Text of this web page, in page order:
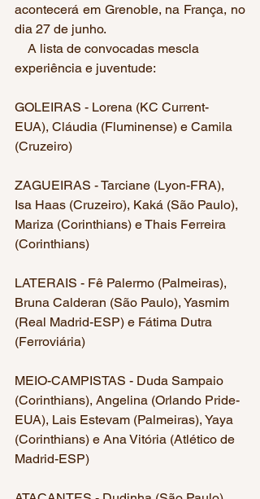
acontecerá em Grenoble, na França, no
dia 27 de junho.
A lista de convocadas mescla
experiência e juventude:
GOLEIRAS - Lorena (KC Current-
EUA), Cláudia (Fluminense) e Camila
(Cruzeiro)
ZAGUEIRAS - Tarciane (Lyon-FRA),
Isa Haas (Cruzeiro), Kaká (São Paulo),
Mariza (Corinthians) e Thais Ferreira
(Corinthians)
LATERAIS - Fê Palermo (Palmeiras),
Bruna Calderan (São Paulo), Yasmim
(Real Madrid-ESP) e Fátima Dutra
(Ferroviária)
MEIO-CAMPISTAS - Duda Sampaio
(Corinthians), Angelina (Orlando Pride-
EUA), Lais Estevam (Palmeiras), Yaya
(Corinthians) e Ana Vitória (Atlético de
Madrid-ESP)